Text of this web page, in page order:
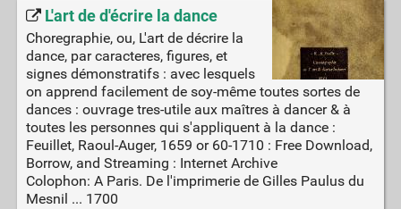
L'art de d'écrire la dance
Choregraphie, ou, L'art de décrire la
dance, par caracteres, figures, et
signes démonstratifs : avec lesquels
on apprend facilement de soy-même toutes sortes de
dances : ouvrage tres-utile aux maîtres à dancer & à
toutes les personnes qui s'appliquent à la dance :
Feuillet, Raoul-Auger, 1659 or 60-1710 : Free Download,
Borrow, and Streaming : Internet Archive
Colophon: A Paris. De l'imprimerie de Gilles Paulus du
Mesnil ... 1700